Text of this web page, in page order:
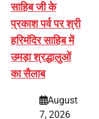
साहिब जी के
प्रकाश पर्व पर श्री
हरिमंदिर साहिब में
उमड़ा श्रद्धालुओं
का सैलाब
August
7, 2026